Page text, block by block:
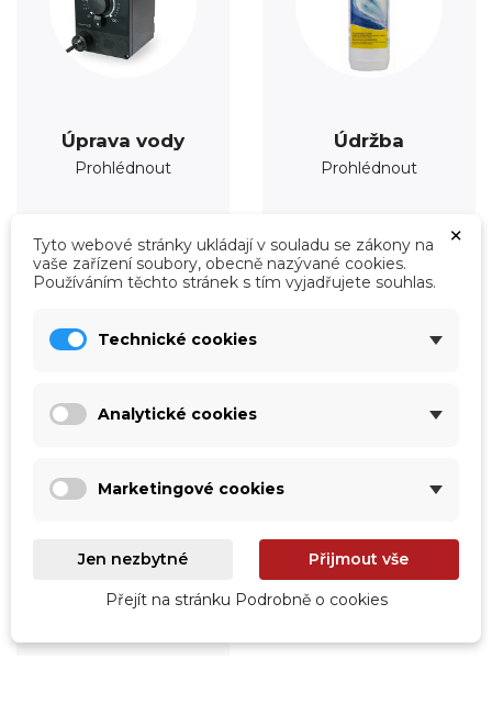
Úprava vody
Prohlédnout
Údržba
Prohlédnout
Roboty
×
Tyto webové stránky ukládají v souladu se zákony na
vaše zařízení soubory, obecně nazývané cookies.
Používáním těchto stránek s tím vyjadřujete souhlas.
Technické cookies
Analytické cookies
Marketingové cookies
Jen nezbytné Přijmout vše
Přejít na stránku Podrobně o cookies